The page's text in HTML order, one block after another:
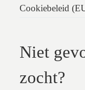
Cookiebeleid
Niet
zocht?